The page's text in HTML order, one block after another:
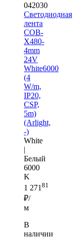
042030
Светодиодная
лента
COB-
X480-
4mm
24V
White6000
(4
W/m,
IP20,
CSP,
5m)
(Arlight,
-)
White
|
Белый
6000
K
1 271 81
₽/
м
В
наличии